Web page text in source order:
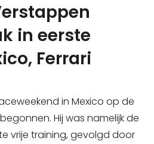
in eerste
Ferrari
in Mexico op de
Hij was namelijk de
vrije training, gevolgd door